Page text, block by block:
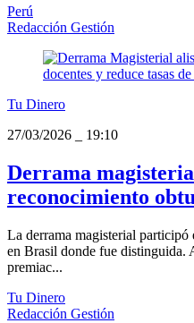
Perú
Redacción Gestión
Tu Dinero
27/03/2026
19:10
Derrama
reconocimiento
La derrama magisterial participó
en Brasil donde fue distinguida.
premiac...
Tu Dinero
Redacción Gestión